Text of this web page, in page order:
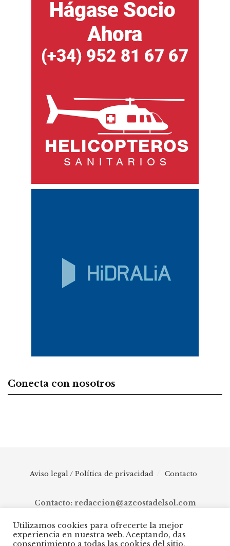
Conecta con nosotros
Aviso legal / Política de privacidad Contacto
Contacto: redaccion@azcostadelsol.com
© 2025 AZ Costa del Sol - Diario digital de Málaga capital hasta
Utilizamos cookies para ofrecerte la mejor
experiencia en nuestra web. Aceptando, das
consentimiento a todas las cookies del sitio.